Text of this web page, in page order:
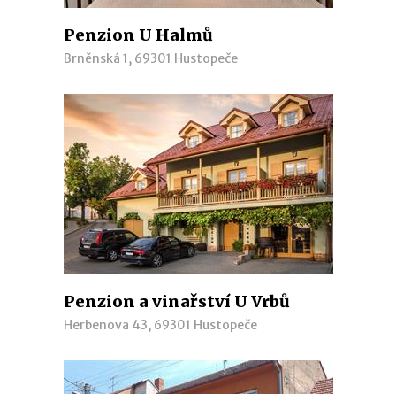
Penzion U Halmů
Brněnská 1, 69301 Hustopeče
Penzion a vinařství U Vrbů
Herbenova 43, 69301 Hustopeče